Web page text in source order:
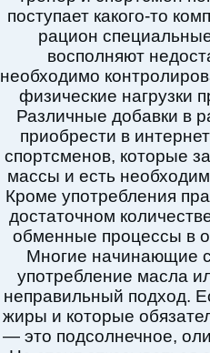
поступает какого-то
рацион
восполняют
необходимо
физические нагрузки
Различные добавки в
приобрести в
спортсменов, которые
массы и есть
Кроме употребления
достаточном
обменные процессы в
Многие начинающие
употребление масла
неправильный подход.
жиры и которые
— это подсолнечное,